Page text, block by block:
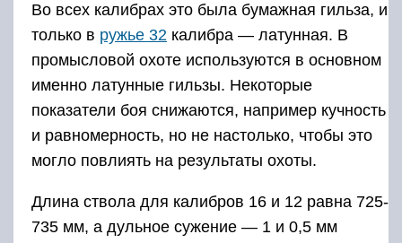
Во всех калибрах это была бумажная гильза, и
только в ружье 32 калибра — латунная. В
промысловой охоте используются в основном
именно латунные гильзы. Некоторые
показатели боя снижаются, например кучность
и равномерность, но не настолько, чтобы это
могло повлиять на результаты охоты.
Длина ствола для калибров 16 и 12 равна 725-
735 мм, а дульное сужение — 1 и 0,5 мм